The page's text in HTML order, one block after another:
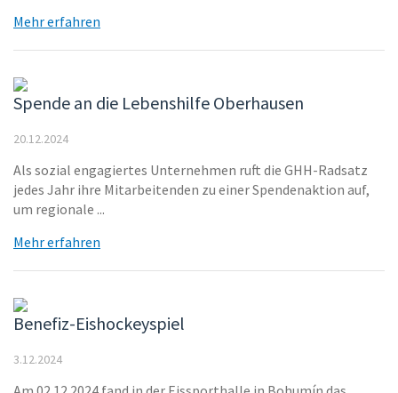
Mehr erfahren
Spende an die Lebenshilfe Oberhausen
20.12.2024
Als sozial engagiertes Unternehmen ruft die GHH-Radsatz
jedes Jahr ihre Mitarbeitenden zu einer Spendenaktion auf,
um regionale ...
Mehr erfahren
Benefiz-Eishockeyspiel
3.12.2024